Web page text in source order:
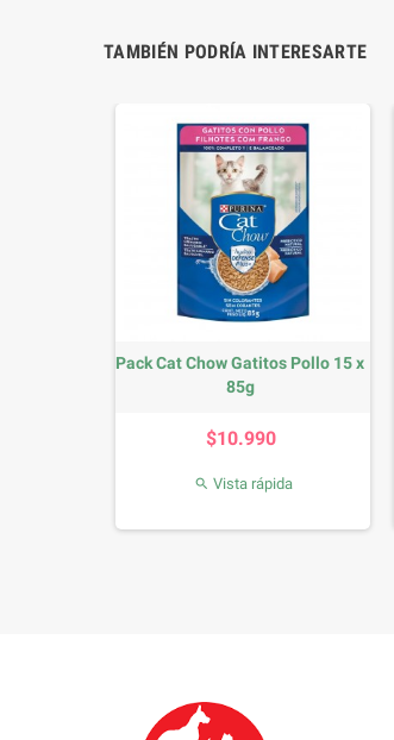
TAMBIÉN PODRÍA INTERESARTE
Pack Cat Chow Gatitos Pollo 15 x
85g
$10.990
 Vista rápida